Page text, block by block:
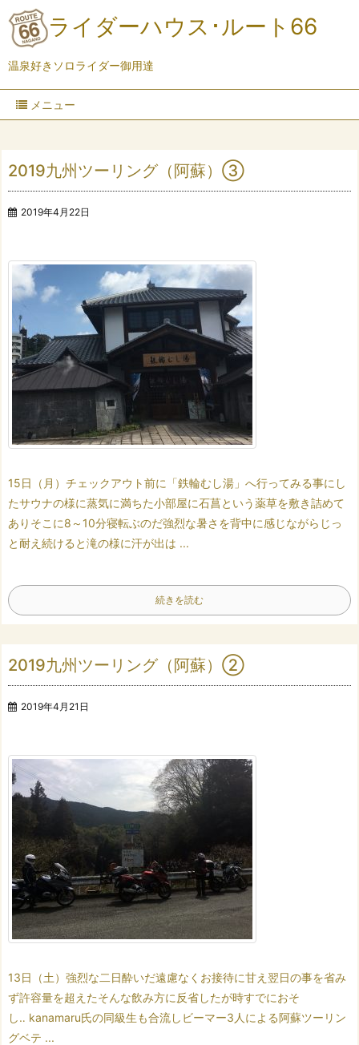
ライダーハウス･ルート66
温泉好きソロライダー御用達
メニュー
2019九州ツーリング（阿蘇）③
2019年4月22日
15日（月） チェックアウト前に 「鉄輪むし湯」へ行ってみる事にし
たサウナの様に蒸気に満ちた小部屋に石菖という薬草を敷き詰めて
あり そこに8～10分寝転ぶのだ強烈な暑さを背中に感じながら じっ
と耐え続けると滝の様に汗が出は ...
続きを読む
2019九州ツーリング（阿蘇）②
2019年4月21日
13日（土） 強烈な二日酔いだ遠慮なくお接待に甘え 翌日の事を省み
ず許容量を超えたそんな飲み方に反省したが時すでにおそ
し‥ kanamaru氏の同級生も合流し ビーマー3人による阿蘇ツーリン
グベテ ...